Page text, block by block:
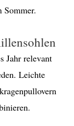
Sommer.
Jahr relevant
Leichte